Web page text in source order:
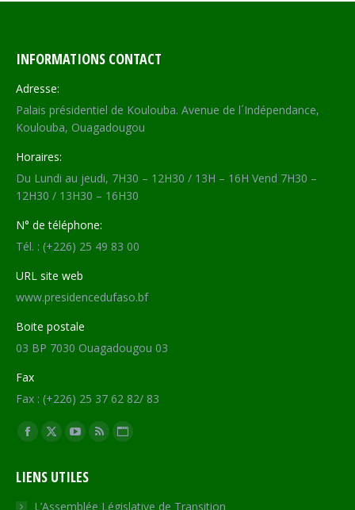
INFORMATIONS CONTACT
Adresse:
Palais présidentiel de Koulouba. Avenue de l´Indépendance,
Koulouba, Ouagadougou
Horaires:
Du Lundi au jeudi, 7H30 – 12H30 / 13H – 16H Vend 7H30 –
12H30 / 13H30 – 16H30
N° de téléphone:
Tél. : (+226) 25 49 83 00
URL site web
www.presidencedufaso.bf
Boite postale
03 BP 7030 Ouagadougou 03
Fax
Fax : (+226) 25 37 62 82/ 83
Trouvez nous sur :
Facebook
opens
in
X
opens
in
YouTube
opens
in
RSS
in
Site
opens
LIENS UTILES
L’Assemblée Législative de Transition